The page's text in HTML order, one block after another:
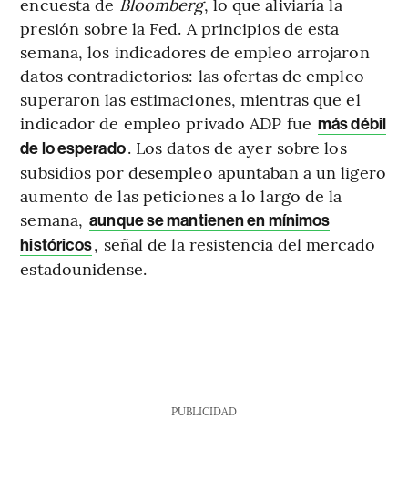
presión sobre la Fed. A principios de esta
semana, los indicadores de empleo arrojaron
datos contradictorios: las ofertas de empleo
superaron las estimaciones, mientras que el
indicador de empleo privado ADP fue más débil
de lo esperado. Los datos de ayer sobre los
subsidios por desempleo apuntaban a un ligero
aumento de las peticiones a lo largo de la
semana, aunque se mantienen en mínimos
históricos, señal de la resistencia del mercado
estadounidense.
PUBLICIDAD